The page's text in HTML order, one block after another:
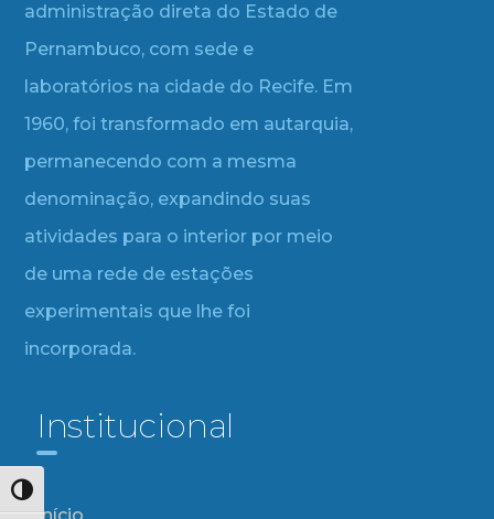
Alternar alto contraste
administração direta do Estado de
Pernambuco, com sede e
laboratórios na cidade do Recife. Em
1960, foi transformado em autarquia,
permanecendo com a mesma
denominação, expandindo suas
atividades para o interior por meio
de uma rede de estações
experimentais que lhe foi
incorporada.
Institucional